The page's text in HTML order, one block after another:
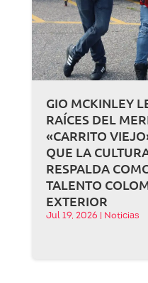
GIO MCKINLEY
RAÍCES DEL
«CARRITO
QUE LA
RESPALDA
TALENTO
EXTERIOR
Jul 19, 2026 Noticias